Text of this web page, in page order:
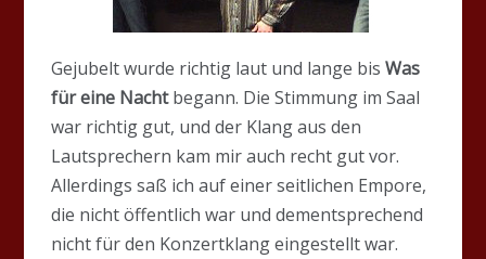
Gejubelt wurde richtig laut und lange bisWas
für eine Nachtbegann. Die Stimmung im Saal
war richtig gut, und der Klang aus den
Lautsprechern kam mir auch recht gut vor.
Allerdings saß ich auf einer seitlichen Empore,
die nicht öffentlich war und dementsprechend
nicht für den Konzertklang eingestellt war.